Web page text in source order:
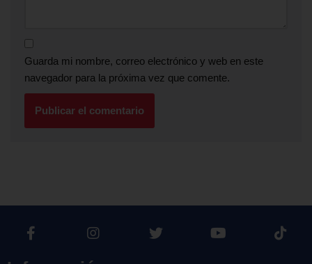
Guarda mi nombre, correo electrónico y web en este
navegador para la próxima vez que comente.